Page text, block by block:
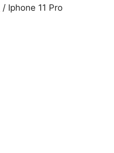
/ Iphone 11 Pro